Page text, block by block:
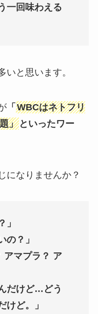
一回味わえる
いと思います。
「 WBCはネトフリ
」といったワー
になりませんか？
」
の？」
アマプラ？ ア
だけど…どう
けど。」